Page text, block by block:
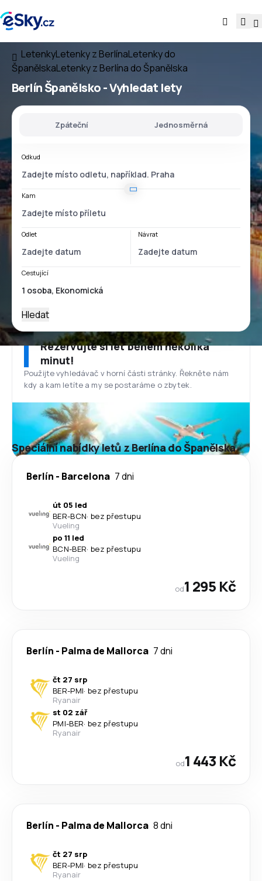
LetenkyLetenky z BerlínaLetenky do
ŠpanělskaLetenky z Berlína do Španělska
Berlín Španělsko- Vyhledat lety
Zpáteční Jednosměrná
Odkud
Kam
Odlet Návrat
Cestující
Hledat
Rezervujte si let během několika
minut!
Použijte vyhledávač v horní části stránky. Řekněte nám
kdy a kam letíte a my se postaráme o zbytek.
Speciální nabídky letů z Berlína do Španělska
Berlín - Barcelona 7 dni
út 05 led
BER-BCN· bez přestupu
Vueling
po 11 led
BCN-BER· bez přestupu
Vueling
od1 295 Kč
Berlín - Palma de Mallorca 7 dni
čt 27 srp
BER-PMI· bez přestupu
Ryanair
st 02 zář
PMI-BER· bez přestupu
Ryanair
od1 443 Kč
Berlín - Palma de Mallorca 8 dni
čt 27 srp
BER-PMI· bez přestupu
Ryanair